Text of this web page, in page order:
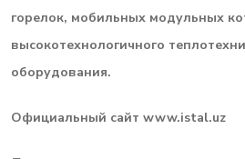
горелок, мобильных модульных
высокотехнологичного
оборудования.
Официальный сайт www.istal.uz